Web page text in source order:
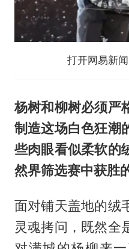
打开网易新
杨树和柳树必须严
制造这场白色狂潮
些肉眼看似柔软的
然界筛选赛中获胜
面对铺天盖地的绒
灵魂拷问，既然全